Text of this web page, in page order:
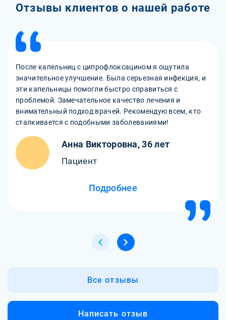
Отзывы клиентов о нашей работе
После капельниц с ципрофлоксацином я ощутила
значительное улучшение. Была серьезная инфекция, и
эти капельницы помогли быстро справиться с
проблемой. Замечательное качество лечения и
внимательный подход врачей. Рекомендую всем, кто
сталкивается с подобными заболеваниями!
Анна Викторовна, 36 лет
Пациент
Подробнее
Все отзывы
Написать отзыв